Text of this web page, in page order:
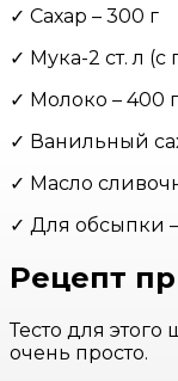
✓ Сахар – 300 г
✓ Мука-2 ст. л (с
✓ Молоко – 400 г
✓ Ванильный
✓ Масло
✓ Для обсыпки
Рецепт
Тесто для этого
очень просто.